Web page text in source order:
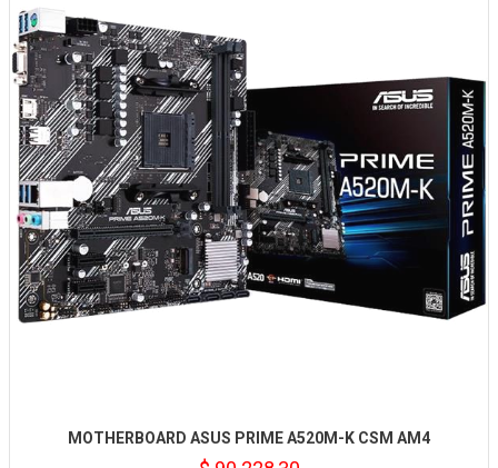
MOTHERBOARD ASUS PRIME A520M-K CSM AM4